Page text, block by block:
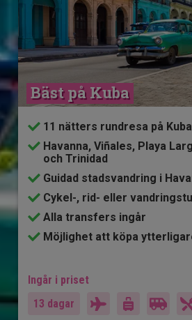
Bäst på Kuba
11 nätters rundresa på Kuba
Havanna, Viñales, Playa
och Trinidad
Guidad stadsvandring i
Cykel-, rid- eller
Alla transfers ingår
Möjlighet att köpa
Ingår i priset
13 dagar